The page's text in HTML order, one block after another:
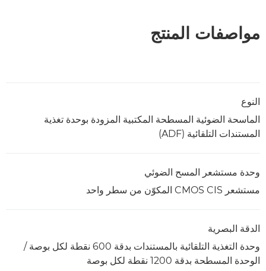
مواصفات المنتج
النوع
الماسحة الضوئية المسطحة المكتبية المزودة بوحدة تغذية
المستندات التلقائية (ADF)
وحدة مستشعر المسح الضوئي
مستشعر CMOS CIS المكوّن من سطر واحد
الدقة البصرية
وحدة التغذية التلقائية بالمستندات بدقة 600 نقطة لكل بوصة /
الوحدة المسطحة بدقة 1200 نقطة لكل بوصة